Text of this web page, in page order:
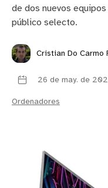
de dos nuevos
público selecto.
Cristian Do Carmo
26 de may. de
Ordenadores